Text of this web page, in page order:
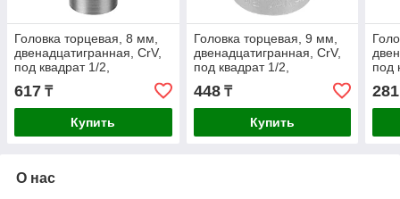
Головка торцевая, 8 мм,
двенадцатигранная, CrV,
под квадрат 1/2,
хромированная Stels
617 ₸
Купить
Головка торцевая, 9 мм,
двенадцатигранная, CrV,
под квадрат 1/2,
хромированная Stels
448₸
Купить
под
281
О нас